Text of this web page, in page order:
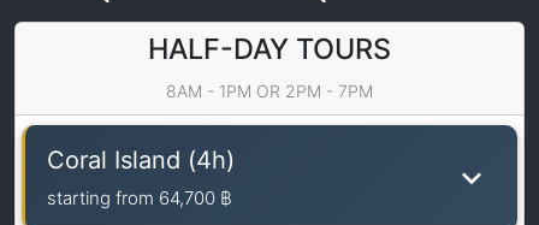
HALF-DAY TOURS
8AM - 1PM OR 2PM - 7PM
Coral Island (4h)
starting from 64,700 ฿